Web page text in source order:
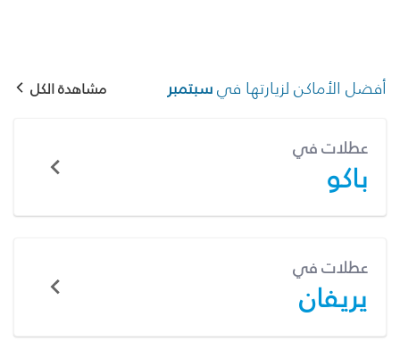
أفضل الأماكن لزيارتها فيسبتمبر مشاهدة الكل
عطلات في
باكو
عطلات في
يريفان